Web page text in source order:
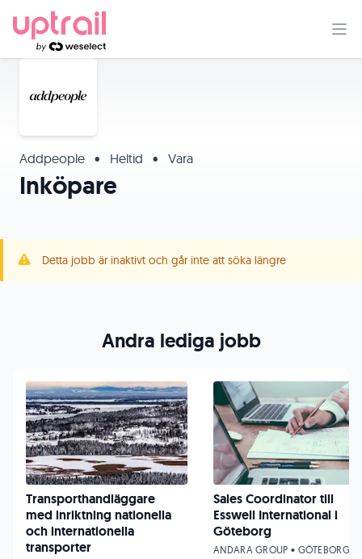
Addpeople • Heltid • Vara
Inköpare
Detta jobb är inaktivt och går inte att söka längre
Andra lediga jobb
Transporthandläggare
med inriktning nationella
och internationella
transporter
Sales Coordinator till
Esswell International i
Göteborg
ANDARA GROUP • GÖTEBORG